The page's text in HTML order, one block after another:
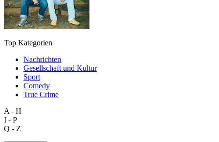
Top Kategorien
Nachrichten
Gesellschaft und Kultur
Sport
Comedy
True Crime
A - H
I - P
Q - Z